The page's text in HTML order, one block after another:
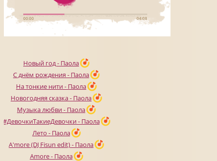
Новый год - Паола
С днём рождения - Паола
На тонкие нити - Паола
Новогодняя сказка - Паола
Музыка любви - Паола
#ДевочкиТакиеДевочки - Паола
Лето - Паола
A'more (DJ Fisun edit) - Паола
Amore - Паола